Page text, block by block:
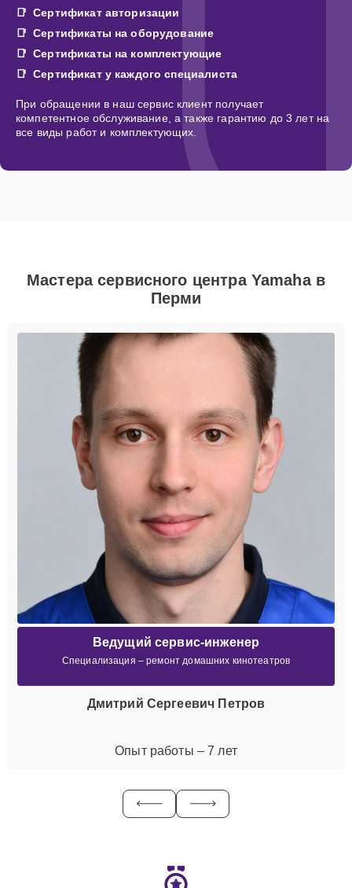
Сертификат авторизации
Сертификаты на оборудование
Сертификаты на комплектующие
Сертификат у каждого специалиста
При обращении в наш сервис клиент получает
компетентное обслуживание, а также гарантию до 3 лет на
все виды работ и комплектующих.
Мастера сервисного центра Yamaha в
Перми
Ведущий сервис-инженер
Специализация – ремонт домашних кинотеатров
Дмитрий Сергеевич Петров
Опыт работы – 7 лет